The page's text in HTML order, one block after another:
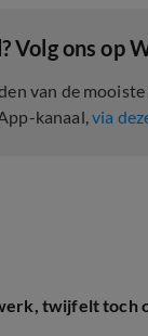
Volg ons op
van de
kanaal,via
twijfelt toch